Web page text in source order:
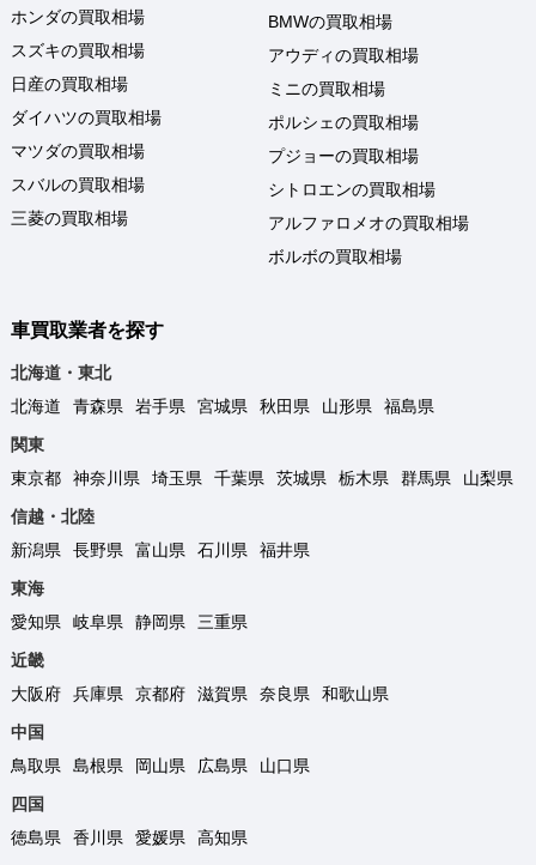
ホンダの買取相場
スズキの買取相場
日産の買取相場
ダイハツの買取相場
マツダの買取相場
スバルの買取相場
三菱の買取相場
BMWの買取相場
アウディの買取相場
ミニの買取相場
ポルシェの買取相場
プジョーの買取相場
シトロエンの買取相場
アルファロメオの買取相場
ボルボの買取相場
車買取業者を探す
北海道・東北
北海道
青森県 岩手県 宮城県 秋田県 山形県
福島県
関東
東京都
神奈川県 埼玉県 千葉県 茨城県 栃木県 群馬県
山梨県
信越・北陸
新潟県
長野県 富山県 石川県
福井県
東海
愛知県
岐阜県 静岡県
三重県
近畿
大阪府
兵庫県 京都府 滋賀県 奈良県
和歌山県
中国
鳥取県
島根県 岡山県 広島県
山口県
四国
徳島県
香川県 愛媛県
高知県